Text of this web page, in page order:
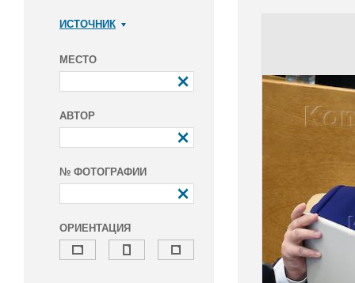
ИСТОЧНИК
МЕСТО
АВТОР
№ ФОТОГРАФИИ
ОРИЕНТАЦИЯ